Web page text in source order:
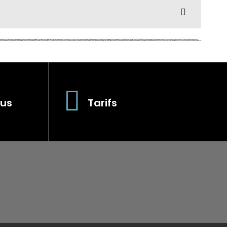
Tarifs